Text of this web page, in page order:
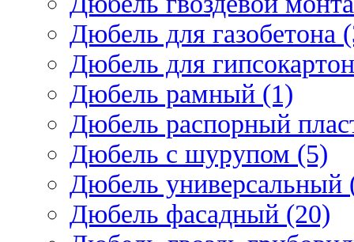
Дюбель для газобетона
Дюбель для
Дюбель рамный (1)
Дюбель распорный
Дюбель с шурупом (5)
Дюбель универсальный
Дюбель фасадный (20)